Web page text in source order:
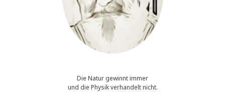
Die Natur gewinnt immer
und die Physik verhandelt nicht.